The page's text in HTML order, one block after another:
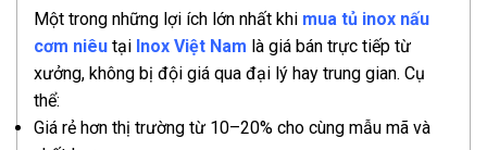
Một trong những lợi ích lớn nhất khi mua tủ inox nấu
cơm niêu tại Inox Việt Nam là giá bán trực tiếp từ
xưởng, không bị đội giá qua đại lý hay trung gian. Cụ
thể:
Giá rẻ hơn thị trường từ 10–20% cho cùng mẫu mã và